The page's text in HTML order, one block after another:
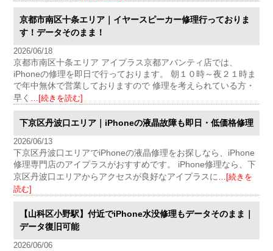
京都市南区十条エリア｜イヤースピーカー修理行っておりま
す！データそのまま！
2026/06/18
京都市南区十条エリア アイプラス京都アバンティ店では、
iPhoneの修理を即日で行っております。 朝１０時～夜２１時ま
で年中無休で営業しておりますので 修理を考えられている方・
早く …[続きを読む]
下京区丹波口エリア｜iPhoneの液晶故障も即日・低価格修理
2026/06/13
下京区丹波口エリアでiPhoneの液晶修理をお探しなら、iPhone
修理専門店のアイプラスがおすすめです。 iPhone修理なら、下
京区丹波口エリアからアクセスが良好なアイプラスに …[続きを
読む]
【山科区小野駅】付近でiPhone水没修理もデータそのまま｜
データ復旧可能
2026/06/06